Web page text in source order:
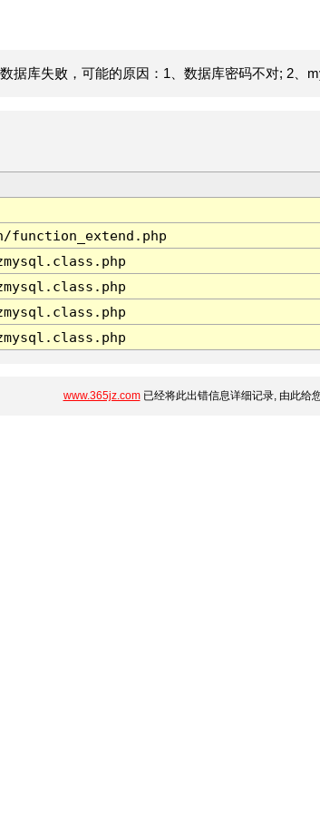
据库失败，可能的原因：1、数据库密码不对; 2、
function_extend.php
www.365jz.com已经将此出错信息详细记录, 由此给